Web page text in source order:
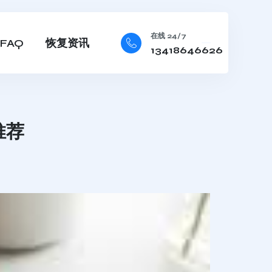
恢复资讯
在线 24/7
13418646626
荐